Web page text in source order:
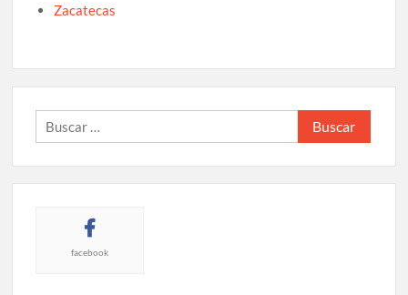
Zacatecas
Buscar:
facebook